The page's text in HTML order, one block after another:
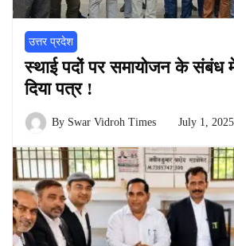
उत्तर प्रदेश
स्थाई पदों पर समायोजन के संबंध
दिया पत्र !
By Swar Vidroh Times July 1, 2025